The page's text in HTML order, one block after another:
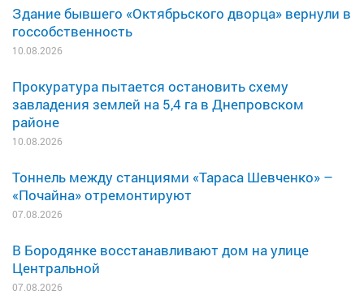
Здание бывшего «Октябрьского дворца» вернули в
госсобственность
10.08.2026
Прокуратура пытается остановить схему
завладения землей на 5,4 га в Днепровском
районе
10.08.2026
Тоннель между станциями «Тараса Шевченко» –
«Почайна» отремонтируют
07.08.2026
В Бородянке восстанавливают дом на улице
Центральной
07.08.2026